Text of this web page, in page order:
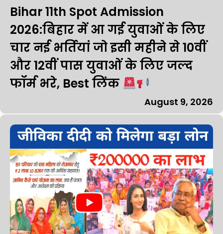
Bihar 11th Spot Admission
2026:बिहार में आ गई युवाओं के लिए
चार नई भर्तियां जो इसी महीने से 10वीं
और 12वीं पास युवाओं के लिए जल्द
फॉर्म भरे, Best लिंक
August 9, 2026